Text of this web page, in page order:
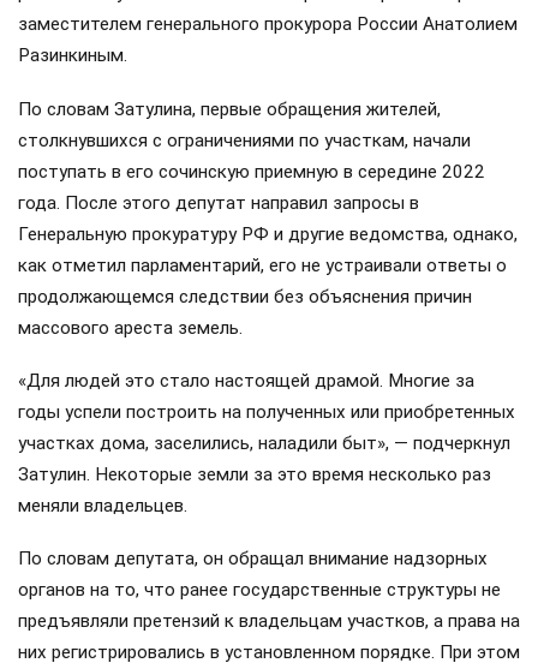
заместителем генерального прокурора России Анатолием
Разинкиным.
По словам Затулина, первые обращения жителей,
столкнувшихся с ограничениями по участкам, начали
поступать в его сочинскую приемную в середине 2022
года. После этого депутат направил запросы в
Генеральную прокуратуру РФ и другие ведомства, однако,
как отметил парламентарий, его не устраивали ответы о
продолжающемся следствии без объяснения причин
массового ареста земель.
«Для людей это стало настоящей драмой. Многие за
годы успели построить на полученных или приобретенных
участках дома, заселились, наладили быт», — подчеркнул
Затулин. Некоторые земли за это время несколько раз
меняли владельцев.
По словам депутата, он обращал внимание надзорных
органов на то, что ранее государственные структуры не
предъявляли претензий к владельцам участков, а права на
них регистрировались в установленном порядке. При этом